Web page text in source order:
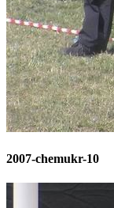
2007-chemukr-10